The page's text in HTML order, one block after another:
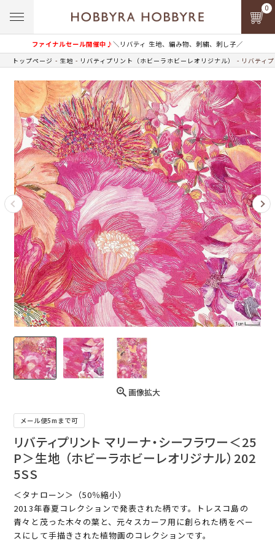
ファイナルセール開催中♪＼リバティ 生地、編み物、刺繍、刺し子／
0
トップページ 生地 リバティプリント（ホビーラホビーレオリジナル） リバティ
画像拡大
メール便5mまで可
リバティプリント マリーナ・シーフラワー＜25
P＞生地 （ホビーラホビーレオリジナル）202
5SS
＜タナローン＞（50％縮小）
2013年春夏コレクションで発表された柄です。トレスコ島の
青々と茂った木々の葉と、元々スカーフ用に創られた柄をベー
スにして手描きされた植物画のコレクションです。